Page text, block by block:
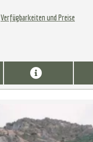
Verfügbarkeiten und Preise